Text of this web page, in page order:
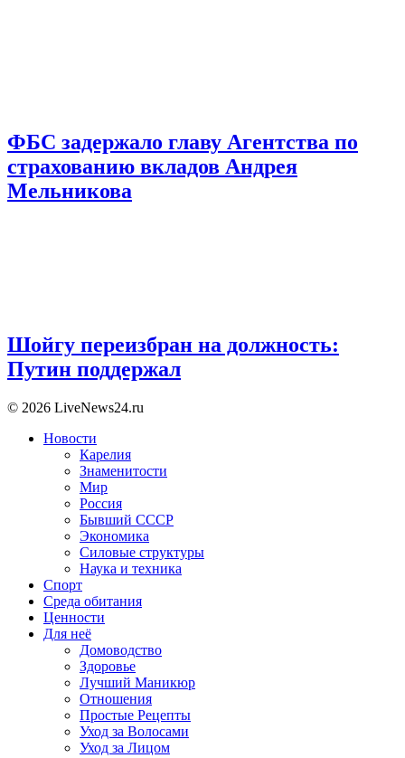
ФБС задержало главу Агентства по
страхованию вкладов Андрея
Мельникова
Шойгу переизбран на должность:
Путин поддержал
© 2026 LiveNews24.ru
Новости
Карелия
Знаменитости
Мир
Россия
Бывший СССР
Экономика
Силовые структуры
Наука и техника
Спорт
Среда обитания
Ценности
Для неё
Домоводство
Здоровье
Лучший Маникюр
Отношения
Простые Рецепты
Уход за Волосами
Уход за Лицом